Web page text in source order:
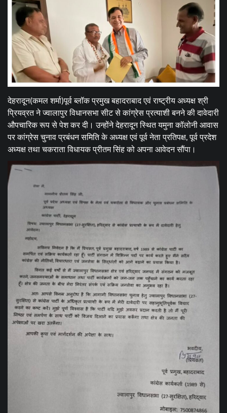
देहरादून(कमल शर्मा)पूर्व ब्लॉक प्रमुख बहादराबाद एवं राष्ट्रीय अध्यक्ष श्री
प्रियव्रत ने ज्वालापुर विधानसभा सीट से कांग्रेस प्रत्याशी बनने की दावेदारी
औपचारिक रूप से पेश कर दी। उन्होंने देहरादून स्थित यमुना कॉलोनी आवास
पर कांग्रेस चुनाव प्रबंधन समिति के अध्यक्ष एवं पूर्व नेता प्रतिपक्ष, पूर्व प्रदेश
अध्यक्ष तथा चकराता विधायक प्रीतम सिंह को अपना आवेदन सौंपा।